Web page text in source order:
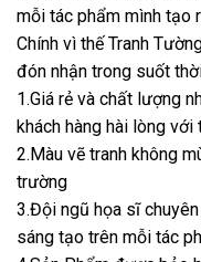
mỗi tác phẩm mình tạo
Chính vì thế Tranh
đón nhận trong suốt
1.Giá rẻ và chất lượng
khách hàng hài lòng với
2.Màu vẽ tranh không
trường
3.Đội ngũ họa sĩ
sáng tạo trên mỗi tác